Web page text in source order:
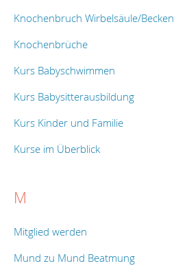
Knochenbruch Wirbelsäule/Becken
Knochenbrüche
Kurs Babyschwimmen
Kurs Babysitterausbildung
Kurs Kinder und Familie
Kurse im Überblick
M
Mitglied werden
Mund zu Mund Beatmung